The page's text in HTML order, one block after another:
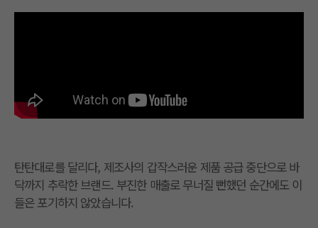
탄탄대로를 달리다, 제조사의 갑작스러운 제품 공급 중단으로 바
닥까지 추락한 브랜드. 부진한 매출로 무너질 뻔했던 순간에도 이
들은 포기하지 않았습니다.